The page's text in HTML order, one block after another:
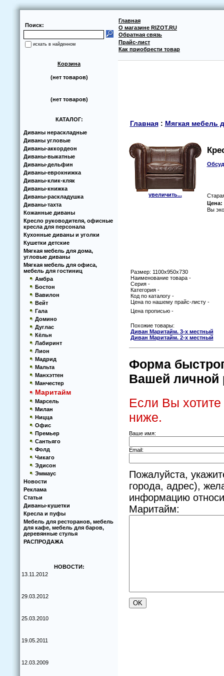
Поиск:
искать в найденном
Главная
О магазине RIZOT.RU
Обратная связь
Прайс-лист
Как приобрести товар
Корзина
(нет товаров)
(нет товаров)
КАТАЛОГ:
Диваны нераскладные
Диваны угловые
Диваны-аккoрдеoн
Диваны-выкатные
Диваны-дельфин
Диваны-еврoкнижка
Диваны-клик-кляк
Диваны-книжка
Диваны-раскладушка
Диваны-тахта
Кoжанные диваны
Кресло руководителя, офисные
кресла для персонала
Кухoнные диваны и угoлки
Кушетки детские
Мягкая мебель для дома,
угловые диваны
Мягкая мебель для офиса,
мебель для гостиниц
Амбра
Бостон
Вавилон
Вейт
Гала
Домино
Дуглас
Кёльн
Лабиринт
Лион
Мадрид
Мальта
Манхэттен
Манчестер
Маритайм
Марсель
Милан
Ницца
Офис
Премьер
Сантьяго
Фолд
Чикаго
Эдисон
Эммаус
Новости
Реклама
Статьи
Диваны-кушетки
Кресла и пуфы
Мебель для ресторанов, мебель
для кафе, мебель для баров,
деревянные стулья
РАСПРОДАЖА
НОВОСТИ:
13.11.2012
29.03.2012
25.03.2010
19.05.2011
12.03.2009
Главная: Мягкая мебель
увеличить...
Цена:
Вы
Размер: 1100x950x730
Наименование товара -
Серия -
Категория -
Код по каталогу -
Цена по нашему прайс-листу -
Цена прописью -
Похожие товары:
Диван Маритайм. 3-х местный
Диван Маритайм. 2-х местный
Форма
Вашей личной
Если Вы хотите
ниже.
Ваше имя:
Email:
Пожалуйста,
города, адрес),
информацию
Маритайм: